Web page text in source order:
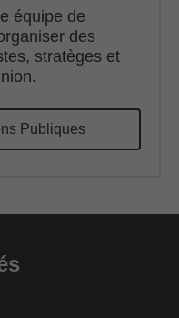
équipe de
des
stratèges et
Publiques